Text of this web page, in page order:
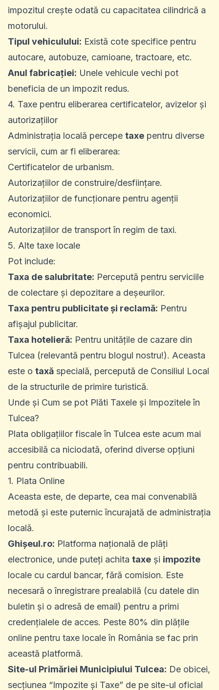
impozitul crește odată cu capacitatea cilindrică a
motorului.
Tipul vehiculului: Există cote specifice pentru
autocare, autobuze, camioane, tractoare, etc.
Anul fabricației: Unele vehicule vechi pot
beneficia de un impozit redus.
4. Taxe pentru eliberarea certificatelor, avizelor și
autorizațiilor
Administrația locală percepe taxe pentru diverse
servicii, cum ar fi eliberarea:
Certificatelor de urbanism.
Autorizațiilor de construire/desființare.
Autorizațiilor de funcționare pentru agenții
economici.
Autorizațiilor de transport în regim de taxi.
5. Alte taxe locale
Pot include:
Taxa de salubritate: Percepută pentru serviciile
de colectare și depozitare a deșeurilor.
Taxa pentru publicitate și reclamă: Pentru
afișajul publicitar.
Taxa hotelieră: Pentru unitățile de cazare din
Tulcea (relevantă pentru blogul nostru!). Aceasta
este o taxă specială, percepută de Consiliul Local
de la structurile de primire turistică.
Unde și Cum se pot Plăti Taxele și Impozitele în
Tulcea?
Plata obligațiilor fiscale în Tulcea este acum mai
accesibilă ca niciodată, oferind diverse opțiuni
pentru contribuabili.
1. Plata Online
Aceasta este, de departe, cea mai convenabilă
metodă și este puternic încurajată de administrația
locală.
Ghișeul.ro: Platforma națională de plăți
electronice, unde puteți achita taxe și impozite
locale cu cardul bancar, fără comision. Este
necesară o înregistrare prealabilă (cu datele din
buletin și o adresă de email) pentru a primi
credențialele de acces. Peste 80% din plățile
online pentru taxe locale în România se fac prin
această platformă.
Site-ul Primăriei Municipiului Tulcea: De obicei,
secțiunea “Impozite și Taxe” de pe site-ul oficial